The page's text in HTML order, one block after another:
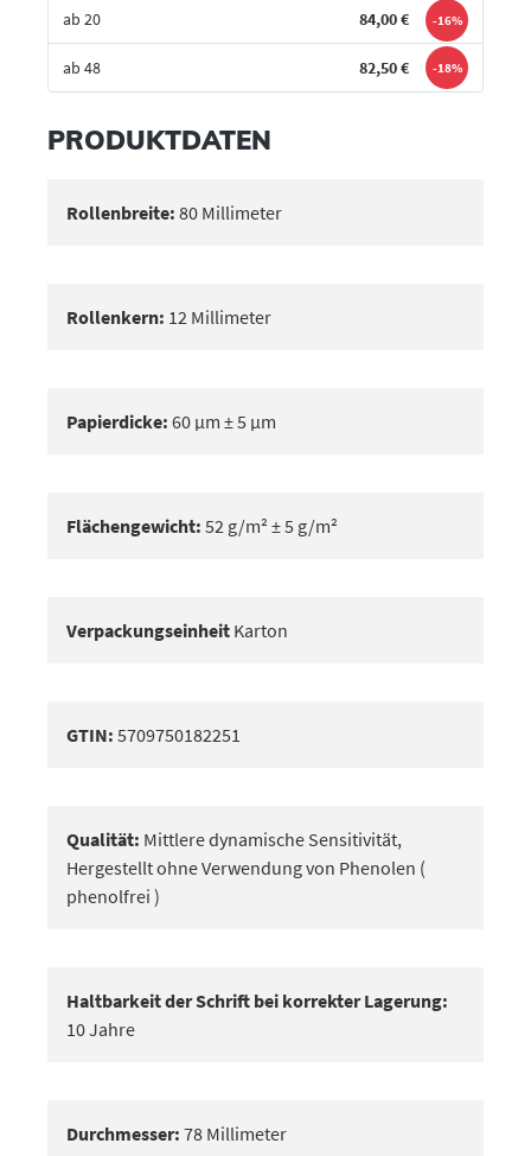
ab 20 84,00 € -16%
ab 48 82,50 € -18%
Bestes Angebot
PRODUKTDATEN
Rollenbreite: 80 Millimeter
Rollenkern: 12 Millimeter
Papierdicke: 60 μm ± 5 μm
Flächengewicht: 52 g/m² ± 5 g/m²
Verpackungseinheit Karton
GTIN: 5709750182251
Qualität: Mittlere dynamische Sensitivität,
Hergestellt ohne Verwendung von Phenolen (
phenolfrei )
Haltbarkeit der Schrift bei korrekter Lagerung:
10 Jahre
Durchmesser: 78 Millimeter